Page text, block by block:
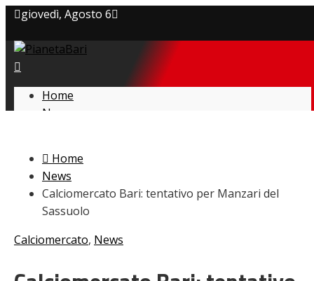
giovedì, Agosto 6
Privacy policy
Cookie Policy
Home
News
L’avversario
Giovanili
Le pagelle
Interviste
Focus
Serie B
Home
News
Calciomercato Bari: tentativo per Manzari del
Sassuolo
Calciomercato, News